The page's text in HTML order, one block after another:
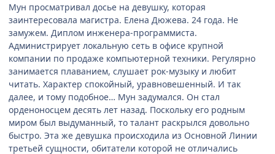
Мун просматривал досье на девушку, которая
заинтересовала магистра. Елена Дюжева. 24 года. Не
замужем. Диплом инженера-программиста.
Администрирует локальную сеть в офисе крупной
компании по продаже компьютерной техники. Регулярно
занимается плаванием, слушает рок-музыку и любит
читать. Характер спокойный, уравновешенный. И так
далее, и тому подобное… Мун задумался. Он стал
орденоносцем десять лет назад. Поскольку его родным
миром был выдуманный, то талант раскрылся довольно
быстро. Эта же девушка происходила из Основной Линии
третьей сущности, обитатели которой не отличались